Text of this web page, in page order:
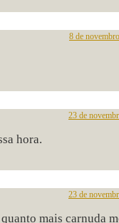
8 de
23 de
hora.
23 de
mais carnuda